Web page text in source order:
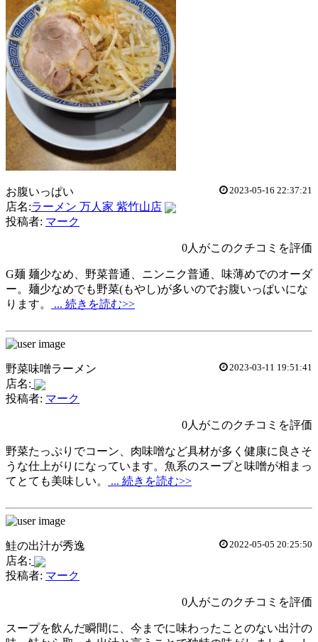
2023-05-16 22:37:21
お腹いっぱい
店名:ラーメン 万人家 紫竹山店
投稿者: マーク
0人がこのクチコミを評価
G麺 麺少なめ、野菜普通、ニンニク普通、味薄めでのオーダ
ー。麺少なめでも野菜(もやし)が多いのでお腹いっぱいにな
ります。
... 続きを読む>>
2023-03-11 19:51:41
野菜味噌ラーメン
店名:
投稿者: マーク
0人がこのクチコミを評価
野菜たっぷりでコーン、肉味噌など具材が多く健康に良さそ
うな仕上がりになっています。魚系のスープと味噌が相まっ
てとても美味しい。
... 続きを読む>>
2022-05-05 20:25:50
鮭の出汁が秀逸
店名:
投稿者: マーク
0人がこのクチコミを評価
スープを飲んだ瞬間に、今までに味わったことのない出汁の